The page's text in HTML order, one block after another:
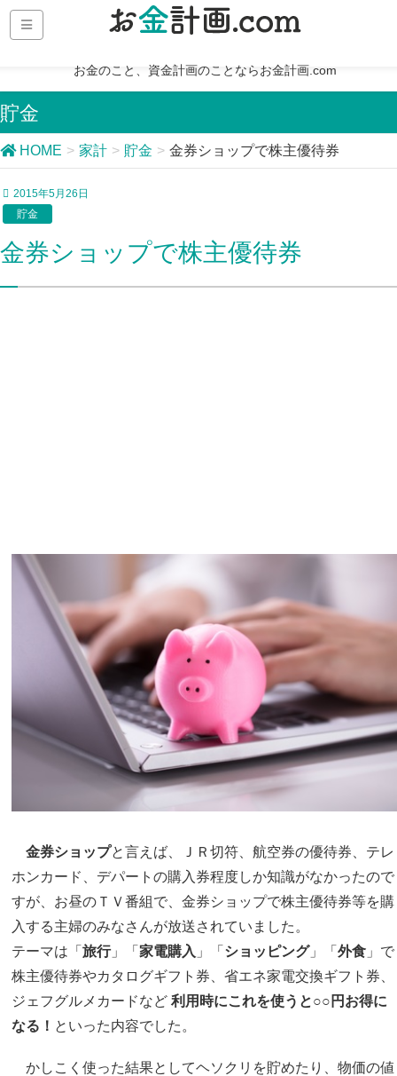
お金のこと、資金計画のことならお金計画.com
貯金
HOME 家計 貯金 金券ショップで株主優待券
2015年5月26日
貯金
金券ショップで株主優待券
金券ショップと言えば、ＪＲ切符、航空券の優待券、テレ
ホンカード、デパートの購入券程度しか知識がなかったので
すが、お昼のＴＶ番組で、金券ショップで株主優待券等を購
入する主婦のみなさんが放送されていました。
テーマは「旅行」「家電購入 」「 ショッピング」「外食 」で
株主優待券やカタログギフト券、省エネ家電交換ギフト券、
ジェフグルメカードなど利用時にこれを使うと○○円お得に
なる！ といった内容でした。
かしこく使った結果としてヘソクリを貯めたり、物価の値